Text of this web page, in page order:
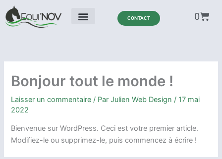
Aller
au
contenu
CONTACT 0
Bonjour tout le monde !
Laisser un commentaire / ParJulien Web Design / 17 mai
2022
Bienvenue sur WordPress. Ceci est votre premier article.
Modifiez-le ou supprimez-le, puis commencez à écrire !